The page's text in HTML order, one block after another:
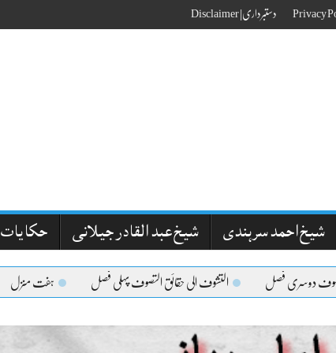
دستبرداری| Disclaimer
شیخ احمد سرہندی شیخ عبد القادر جیلانی حکایات
فصل التشوف الی حقائق التصوف پہلی فصل ہفت منزل